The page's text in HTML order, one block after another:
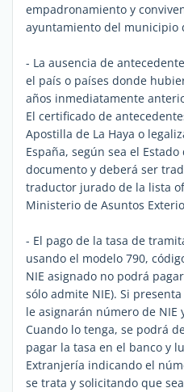
empadronamiento y
ayuntamiento del municipio
- La ausencia de
el país o países donde
años inmediatamente
El certificado de
Apostilla de La Haya o
España, según sea el
documento y deberá ser
traductor jurado de la lista
Ministerio de Asuntos
- El pago de la tasa de
usando el modelo 790,
NIE asignado no podrá
sólo admite NIE). Si
le asignarán número de NIE
Cuando lo tenga, se podrá
pagar la tasa en el banco y
Extranjería indicando el
se trata y solicitando que